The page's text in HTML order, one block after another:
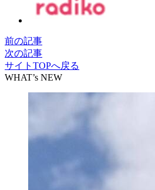
前の記事
次の記事
サイトTOPへ戻る
WHAT’s NEW